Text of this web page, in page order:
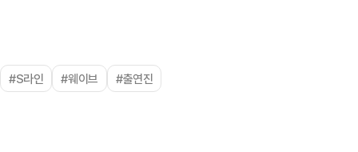
#S라인 #웨이브 #출연진